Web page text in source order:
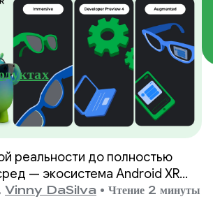
в Android XR:
разработки,
движка и
экосистемы.
реальности до полностью
— экосистема Android XR
и Samsung Galaxy
Vinny DaSilva • Чтение 2 минуты